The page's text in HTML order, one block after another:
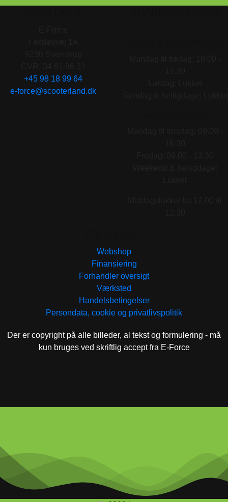
+45 98 18 99 64
e-force@scooterland.dk
Webshop
Finansiering
Forhandler oversigt
Værksted
Handelsbetingelser
Persondata, cookie og privatlivspolitik
Der er copyright på alle billeder, al tekst og formulering - må
kun bruges ved skriftlig accept fra E-Force